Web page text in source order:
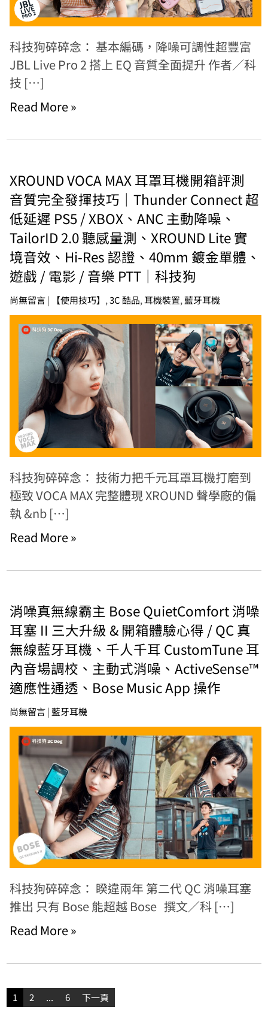
科技狗碎碎念： 基本編碼，降噪可調性超豐富
JBL Live Pro 2 搭上 EQ 音質全面提升 作者／科
技 […]
Read More »
XROUND VOCA MAX 耳罩耳機開箱評測
音質完全發揮技巧｜Thunder Connect 超
低延遲 PS5 / XBOX、ANC 主動降噪、
TailorID 2.0 聽感量測、XROUND Lite 實
境音效、Hi-Res 認證、40mm 鍍金單體、
遊戲 / 電影 / 音樂 PTT｜科技狗
尚無留言| 【使用技巧】 ,3C 酷品,耳機裝置,藍牙耳機
科技狗碎碎念： 技術力把千元耳罩耳機打磨到
極致 VOCA MAX 完整體現 XROUND 聲學廠的偏
執 &nb […]
Read More »
消噪真無線霸主 Bose QuietComfort 消噪
耳塞 II 三大升級 & 開箱體驗心得 / QC 真
無線藍牙耳機、千人千耳 CustomTune 耳
內音場調校、主動式消噪、ActiveSense™
適應性通透、Bose Music App 操作
尚無留言|藍牙耳機
科技狗碎碎念： 睽違兩年 第二代 QC 消噪耳塞
推出 只有 Bose 能超越 Bose 撰文／科 […]
Read More »
文
1 2 ... 6 下一頁